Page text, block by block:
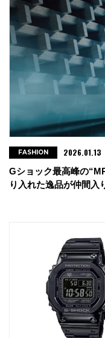
Gショック最高峰の
り入れた逸品が仲間入
FASHION 2026.01.13